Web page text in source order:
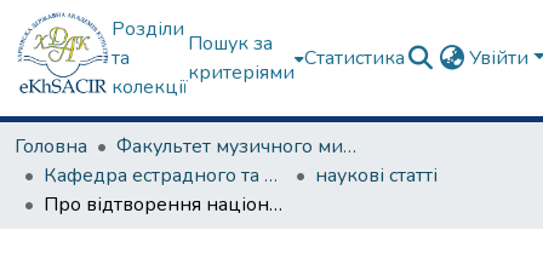
Розділи
та
колекції
Пошук за
критеріями
Статистика Увійти
Головна
Факультет музичного мистецтва
Кафедра естрадного та народного співу
наукові статті
Про відтворення національних елементів в українській естраді 20-70-х рр. ХХ ст.